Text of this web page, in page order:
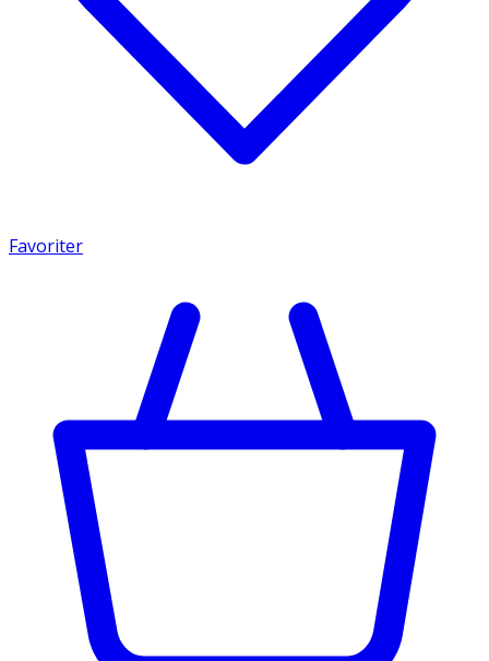
Favoriter